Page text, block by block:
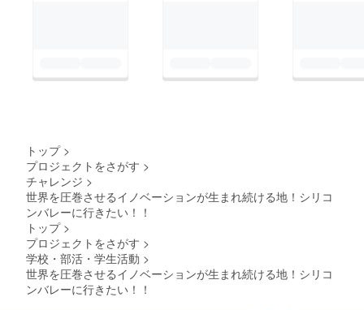
トップ >
プロジェクトをさがす >
チャレンジ >
世界を圧巻させるイノベーションが生まれ続ける地！シリコ
ンバレーに行きたい！！
トップ >
プロジェクトをさがす >
学校・部活・学生活動 >
世界を圧巻させるイノベーションが生まれ続ける地！シリコ
ンバレーに行きたい！！